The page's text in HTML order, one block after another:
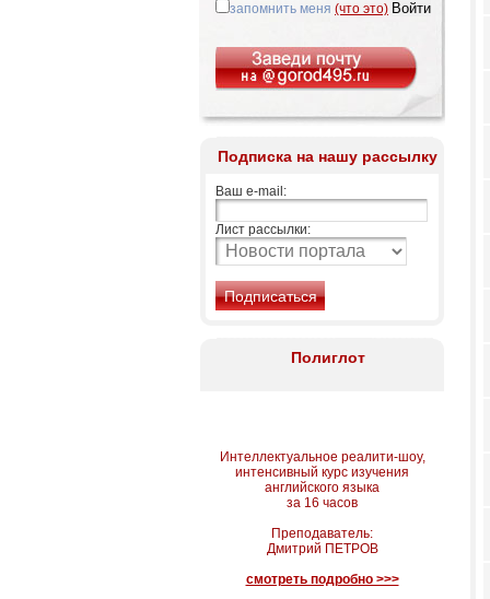
запомнить меня (что это)
Подписка на нашу рассылку
Ваш e-mail:
Лист рассылки:
Полиглот
Интеллектуальное реалити-шоу,
интенсивный курс изучения
английского языка
за 16 часов
Преподаватель:
Дмитрий ПЕТРОВ
смотреть подробно >>>